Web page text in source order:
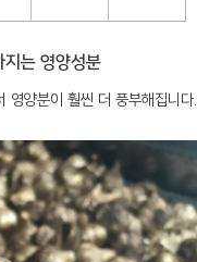
는 영양성분
영양분이 훨씬 더 풍부해집니다.